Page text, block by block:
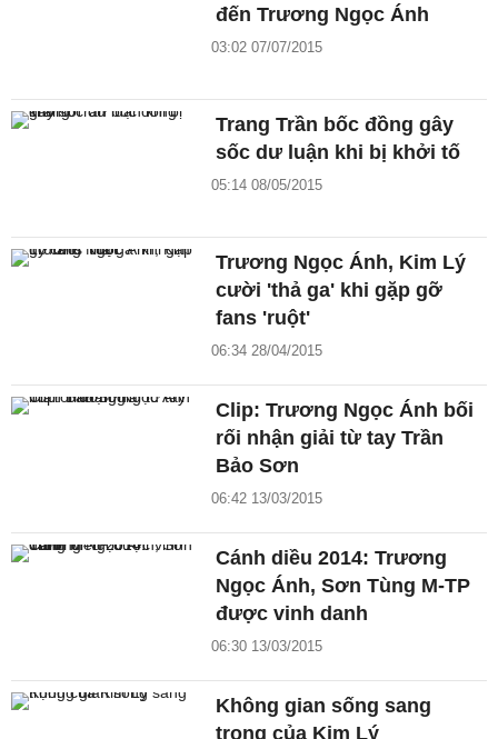
đến Trương Ngọc Ánh
03:02 07/07/2015
Trang Trần bốc đồng gây
sốc dư luận khi bị khởi tố
05:14 08/05/2015
Trương Ngọc Ánh, Kim Lý
cười 'thả ga' khi gặp gỡ
fans 'ruột'
06:34 28/04/2015
Clip: Trương Ngọc Ánh bối
rối nhận giải từ tay Trần
Bảo Sơn
06:42 13/03/2015
Cánh diều 2014: Trương
Ngọc Ánh, Sơn Tùng M-TP
được vinh danh
06:30 13/03/2015
Không gian sống sang
trọng của Kim Lý